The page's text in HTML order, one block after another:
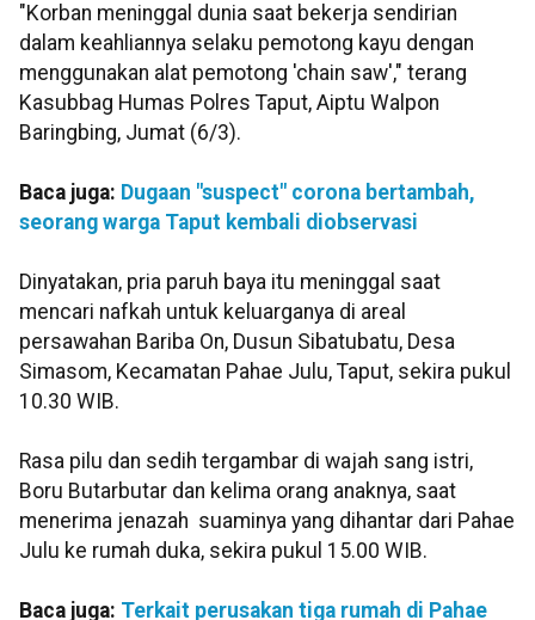
"Korban meninggal dunia saat bekerja sendirian
dalam keahliannya selaku pemotong kayu dengan
menggunakan alat pemotong 'chain saw'," terang
Kasubbag Humas Polres Taput, Aiptu Walpon
Baringbing, Jumat (6/3).
Baca juga: Dugaan "suspect" corona bertambah,
seorang warga Taput kembali diobservasi
Dinyatakan, pria paruh baya itu meninggal saat
mencari nafkah untuk keluarganya di areal
persawahan Bariba On, Dusun Sibatubatu, Desa
Simasom, Kecamatan Pahae Julu, Taput, sekira pukul
10.30 WIB.
Rasa pilu dan sedih tergambar di wajah sang istri,
Boru Butarbutar dan kelima orang anaknya, saat
menerima jenazah suaminya yang dihantar dari Pahae
Julu ke rumah duka, sekira pukul 15.00 WIB.
Baca juga: Terkait perusakan tiga rumah di Pahae